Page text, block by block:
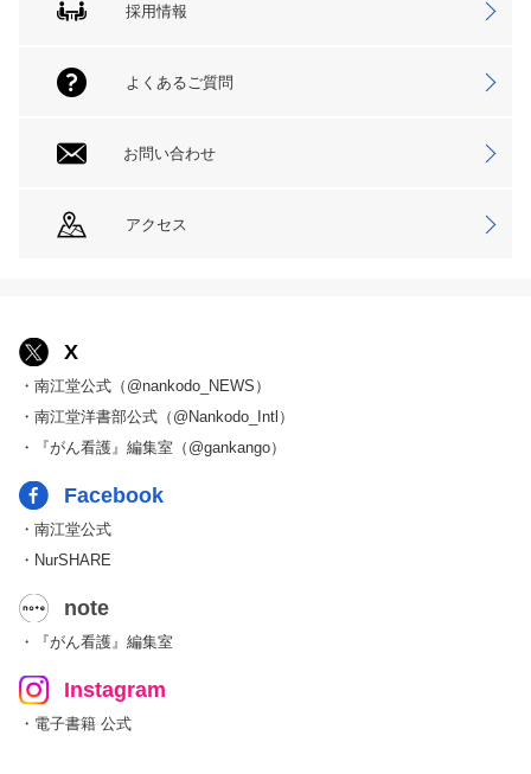
採用情報
よくあるご質問
お問い合わせ
アクセス
X
・南江堂公式（@nankodo_NEWS）
・南江堂洋書部公式（@Nankodo_Intl）
・『がん看護』編集室（@gankango）
Facebook
・南江堂公式
・NurSHARE
note
・『がん看護』編集室
Instagram
・電子書籍 公式